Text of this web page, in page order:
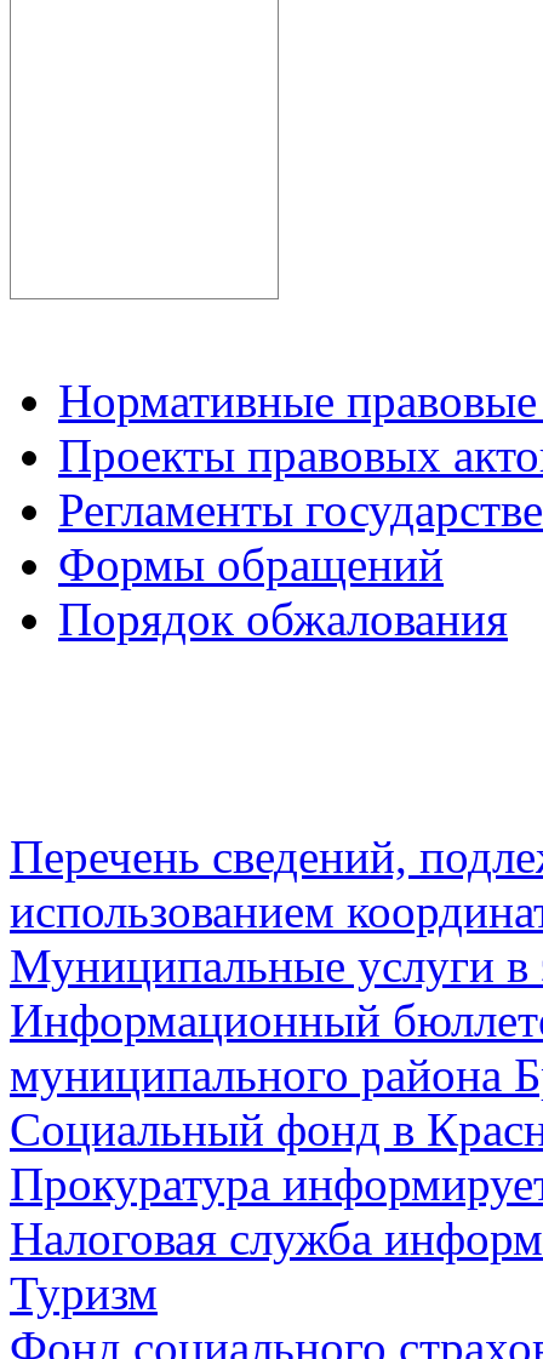
Нормативные
Проекты правовых
Регламенты
Формы обращений
Порядок обжалования
Перечень сведений,
использованием
Муниципальные услуги в
Информационный
муниципального района
Социальный фонд в
Прокуратура
Налоговая служба
Туризм
Фонд социального